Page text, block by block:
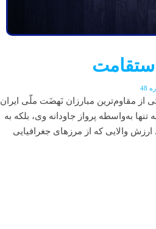
از مقاوم‌ترین مبارزان نَهضَت ملّی ایران
به‌واسطه پرواز جاودانه وی، بلکه به
والایی که از مرزهای جغرافیایی